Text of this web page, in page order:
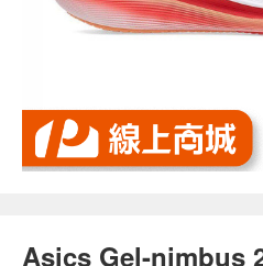
Asics Gel-nimbus